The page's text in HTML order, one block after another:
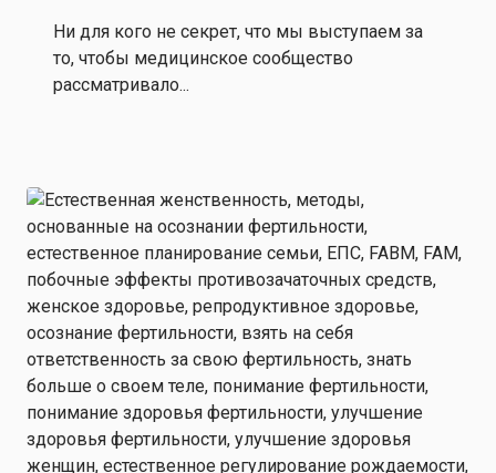
Ни для кого не секрет, что мы выступаем за
то, чтобы медицинское сообщество
рассматривало...